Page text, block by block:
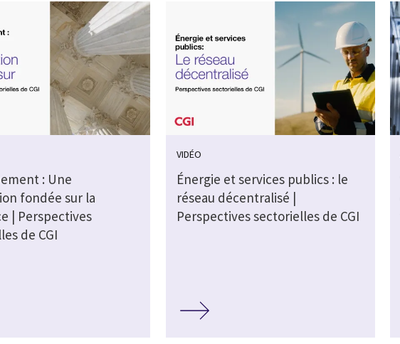
: Une
fondée sur la
| Perspectives
de CGI
VIDÉO
Énergie et services publics : le
réseau décentralisé |
Perspectives sectorielles de CGI